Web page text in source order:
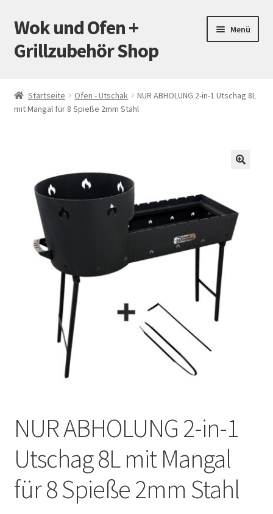
Zur
Navigation
springen
Zum
Inhalt
springen
Wok und Ofen +
Grillzubehör Shop
Menü
Mein Konto
Zahlungsarten
Kontakt
Startseite Ofen - Utschak
NUR ABHOLUNG 2-in-1 Utschag 8L
mit Mangal für 8 Spieße 2mm Stahl
NUR ABHOLUNG 2-in-1
Utschag 8L mit Mangal
für 8 Spieße 2mm Stahl